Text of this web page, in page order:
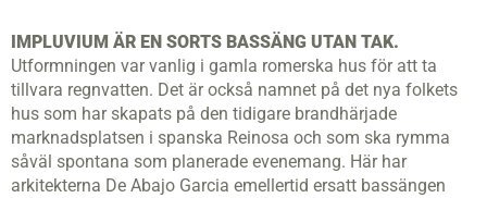
IMPLUVIUM ÄR EN SORTS BASSÄNG UTAN TAK.
Utformningen var vanlig i gamla romerska hus för att ta
tillvara regnvatten. Det är också namnet på det nya folkets
hus som har skapats på den tidigare brandhärjade
marknadsplatsen i spanska Reinosa och som ska rymma
såväl spontana som planerade evenemang. Här har
arkitekterna De Abajo Garcia emellertid ersatt bassängen